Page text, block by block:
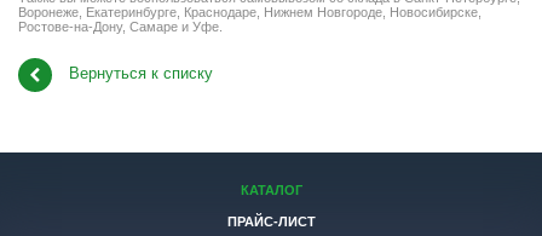
Воронеже, Екатеринбурге, Краснодаре, Нижнем Новгороде, Новосибирске,
Ростове-на-Дону, Самаре и Уфе.
Вернуться к списку
КАТАЛОГ
ПРАЙС-ЛИСТ